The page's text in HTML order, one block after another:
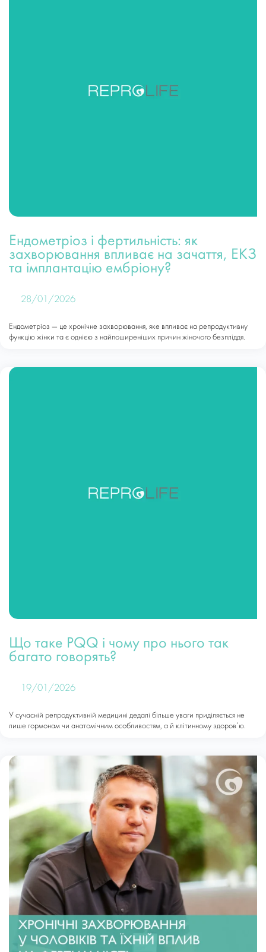
Ендометріоз і фертильність: як
захворювання впливає на зачаття, ЕКЗ
та імплантацію ембріону?
28/01/2026
Ендометріоз — це хронічне захворювання, яке впливає на репродуктивну
функцію жінки та є однією з найпоширеніших причин жіночого безпліддя.
Що таке PQQ і чому про нього так
багато говорять?
19/01/2026
У сучасній репродуктивній медицині дедалі більше уваги приділяється не
лише гормонам чи анатомічним особливостям, а й клітинному здоров’ю.